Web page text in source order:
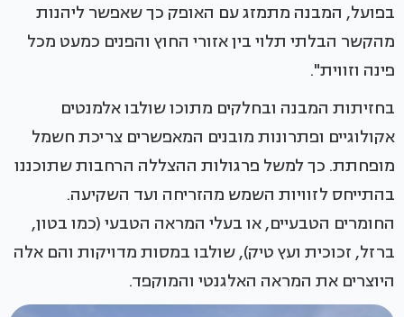
בפועל, המבנה מתמזג עם האופק כך שאפשר ליהנות
מהקשר הבלתי תלוי בין אזורי החוץ והפנים כמעט מכל
פינה וזווית".
בחזיתות המבנה ובחלקים מתוכו שולבו אלמנטים
אקולוגיים ופתרונות מובנים המאפשרים צריכת חשמל
מופחתת. כך למשל פרגולות ההצללה הרחבות שתוכננו
בהתייחס לזוויות השמש מהזריחה ועד השקיעה.
החומרים הטבעיים, או בעלי המראה הטבעי (כמו בטון,
ברזל, זכוכית ועץ טיק), שולבו במסות מדויקות והם אלה
היוצרים את המראה האלגנטי והמוקפד.